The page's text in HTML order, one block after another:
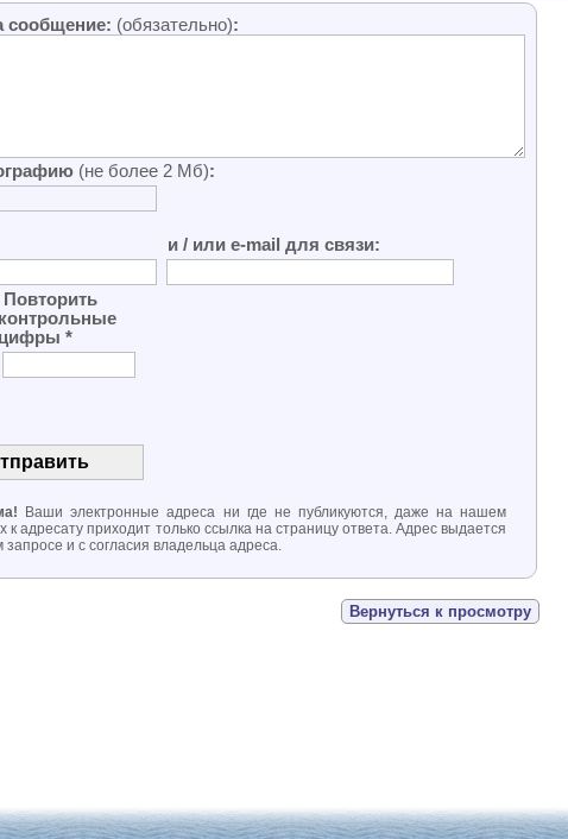
сообщение: (обязательно):
(не более 2 Мб):
и / или e-mail для связи:
Повторить
контрольные
цифры *
Ваши электронные адреса ни где не публикуются, даже на нашем
к адресату приходит только ссылка на страницу ответа. Адрес выдается
запросе и с согласия владельца адреса.
Вернуться к просмотру